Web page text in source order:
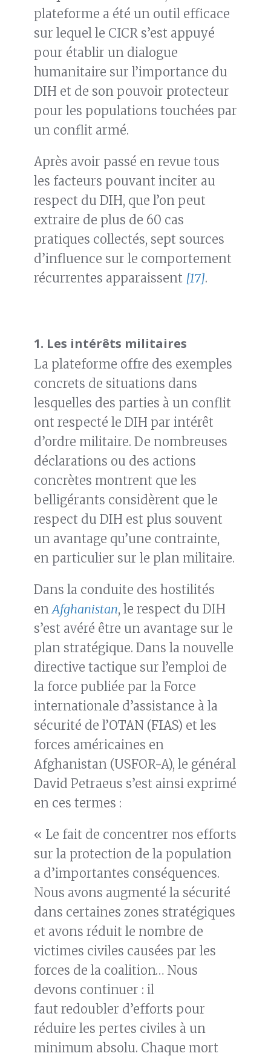
plateforme a été un outil efficace
sur lequel le CICR s’est appuyé
pour établir un dialogue
humanitaire sur l’importance du
DIH et de son pouvoir protecteur
pour les populations touchées par
un conflit armé.
Après avoir passé en revue tous
les facteurs pouvant inciter au
respect du DIH, que l’on peut
extraire de plus de 60 cas
pratiques collectés, sept sources
d’influence sur le comportement
récurrentes apparaissent [17].
1. Les intérêts militaires
La plateforme offre des exemples
concrets de situations dans
lesquelles des parties à un conflit
ont respecté le DIH par intérêt
d’ordre militaire. De nombreuses
déclarations ou des actions
concrètes montrent que les
belligérants considèrent que le
respect du DIH est plus souvent
un avantage qu’une contrainte,
en particulier sur le plan militaire.
Dans la conduite des hostilités
enAfghanistan, le respect du DIH
s’est avéré être un avantage sur le
plan stratégique. Dans la nouvelle
directive tactique sur l’emploi de
la force publiée par la Force
internationale d’assistance à la
sécurité de l’OTAN (FIAS) et les
forces américaines en
Afghanistan (USFOR-A), le général
David Petraeus s’est ainsi exprimé
en ces termes :
« Le fait de concentrer nos efforts
sur la protection de la population
a d’importantes conséquences.
Nous avons augmenté la sécurité
dans certaines zones stratégiques
et avons réduit le nombre de
victimes civiles causées par les
forces de la coalition… Nous
devons continuer : il
faut redoubler d’efforts pour
réduire les pertes civiles à un
minimum absolu. Chaque mort